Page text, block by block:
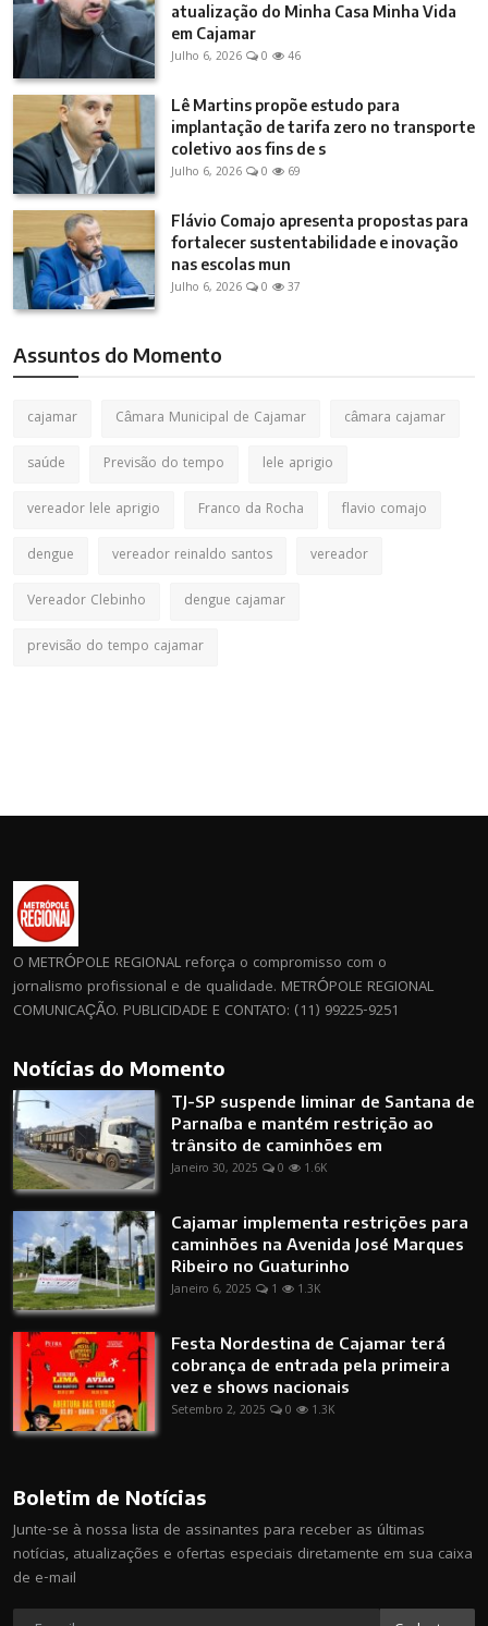
atualização do Minha Casa Minha Vida
em Cajamar
Julho 6, 2026 0 46
Lê Martins propõe estudo para
implantação de tarifa zero no transporte
coletivo aos fins de s
Julho 6, 2026 0 69
Flávio Comajo apresenta propostas para
fortalecer sustentabilidade e inovação
nas escolas mun
Julho 6, 2026 0 37
Assuntos do Momento
cajamar Câmara Municipal de Cajamar
câmara cajamar
saúde
Previsão do tempo
lele aprigio
vereador lele aprigio
Franco da Rocha
flavio comajo
dengue
vereador reinaldo santos
vereador
Vereador Clebinho
dengue cajamar
previsão do tempo cajamar
O METRÓPOLE REGIONAL reforça o compromisso com o
jornalismo profissional e de qualidade. METRÓPOLE REGIONAL
COMUNICAÇÃO. PUBLICIDADE E CONTATO: (11) 99225-9251
Notícias do Momento
TJ-SP suspende liminar de Santana de
Parnaíba e mantém restrição ao
trânsito de caminhões em
Janeiro 30, 2025
0 1.6K
Cajamar implementa restrições para
caminhões na Avenida José Marques
Ribeiro no Guaturinho
Janeiro 6, 2025
1 1.3K
Festa Nordestina de Cajamar terá
cobrança de entrada pela primeira
vez e shows nacionais
Setembro 2, 2025
0 1.3K
Boletim de Notícias
Junte-se à nossa lista de assinantes para receber as últimas
notícias, atualizações e ofertas especiais diretamente em sua caixa
de e-mail